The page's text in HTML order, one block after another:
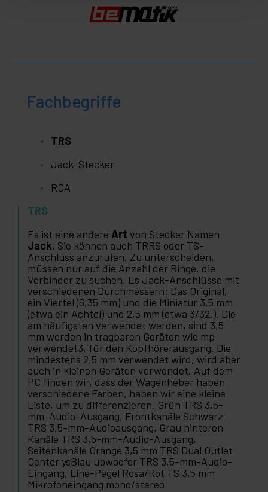
Fachbegriffe
TRS
Jack-Stecker
RCA
TRS
Es ist eine andere Art von Stecker Namen
Jack. Sie können auch TRRS oder TS-
Anschluss anzurufen. Zu unterscheiden,
müssen nur auf die Anzahl der Ringe, die
Verbinder zu suchen. Es Jack-Anschlüsse mit
verschiedenen Durchmessern: Das Original,
ein Viertel (6,35 mm) und die Miniatur 3,5 mm
(etwa ein Achtel) und 2,5 mm (etwa 3/32.). Die
am häufigsten verwendet werden, sind 3,5
mm werden in tragbaren Geräten wie mp
verwendet3, für den Kopfhörerausgang. Die
mindestens 2,5 mm verwendet wird, wird aber
auch in kleinen Geräten verwendet. Auf dem
PC finden wir, dass der Wagenheber haben
verschiedene Farben, haben wir eine kleine
Liste, um zu differenzieren. Grün TRS 3,5-
mm-Audio-Ausgang, Frontkanäle Schwarz
TRS 3,5-mm-Audioausgang, Grau hinteren
Kanäle TRS 3,5-mm-Audio-Ausgang,
Seitenkanäle Orange 3,5 mm TRS Dual Outlet
Center ysBlau ubwoofer TRS 3,5-mm-Audio-
Eingang, Line-Pegel Rosa/Rot TS 3,5 mm
Mikrofoneingang mono/stereo